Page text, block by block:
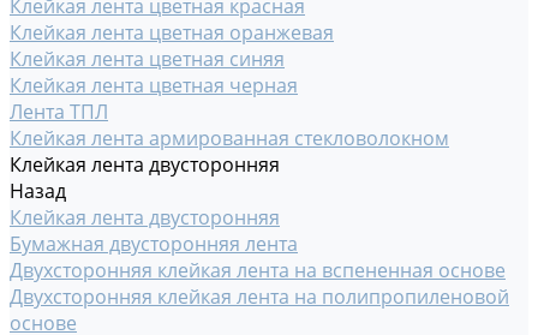
Клейкая лента цветная красная
Клейкая лента цветная оранжевая
Клейкая лента цветная синяя
Клейкая лента цветная черная
Лента ТПЛ
Клейкая лента армированная стекловолокном
Клейкая лента двусторонняя
Назад
Клейкая лента двусторонняя
Бумажная двусторонняя лента
Двухсторонняя клейкая лента на вспененная основе
Двухсторонняя клейкая лента на полипропиленовой
основе